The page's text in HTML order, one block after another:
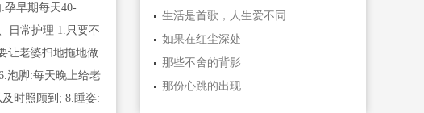
孕早期每天40-
日常护理 1.只要不
让老婆扫地拖地做
泡脚:每天晚上给老
时照顾到; 8.睡姿:
生活是首歌，人生爱不同
如果在红尘深处
那些不舍的背影
那份心跳的出现